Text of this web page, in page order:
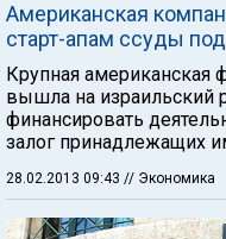
Американская
старт-апам ссуды под
Крупная американская
вышла на
финансировать
залог принадлежащих
28.02.2013 09:43 // Экономика